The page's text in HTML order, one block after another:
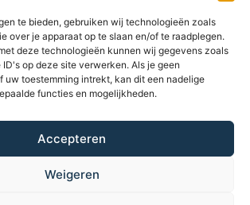
te bieden, gebruiken wij technologieën zoals
over je apparaat op te slaan en/of te raadplegen.
deze technologieën kunnen wij gegevens zoals
op deze site verwerken. Als je geen
uw toestemming intrekt, kan dit een nadelige
functies en mogelijkheden.
Accepteren
Weigeren